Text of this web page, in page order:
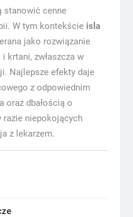
stanowić cenne
W tym kontekście isla
jako rozwiązanie
krtani, zwłaszcza w
Najlepsze efekty daje
z odpowiednim
oraz dbałością o
niepokojących
z lekarzem.